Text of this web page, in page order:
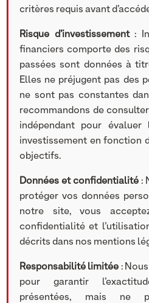
Participation
TÉLÉCHARGER
Search
Catégories
Communiqué de presse
critères requis avant
Risque d’investissement:
financiers comporte des
passées sont données à
Elles ne préjugent pas des
ne sont pas constantes
recommandons de
indépendant pour
investissement en fonction
objectifs.
Données et confidentialité :
protéger vos données
notre site, vous
confidentialité et
décrits dans nos mentions
Responsabilité limitée :
pour garantir
présentées, mais ne